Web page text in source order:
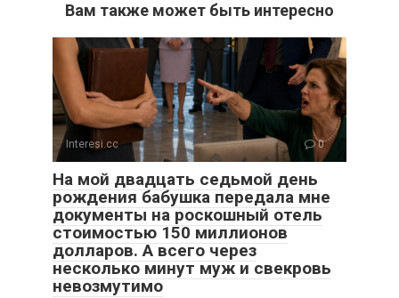
Вам также может быть интересно
Interesi.cc 0
На мой двадцать седьмой день
рождения бабушка передала мне
документы на роскошный отель
стоимостью 150 миллионов
долларов. А всего через
несколько минут муж и свекровь
невозмутимо